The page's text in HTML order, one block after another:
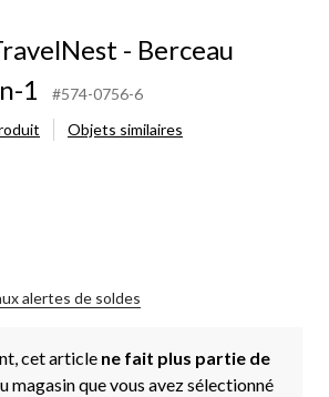
- Berceau
1
#574-0756-6
Objets similaires
alertes de soldes
cet article ne fait plus partie de
magasin que vous avez sélectionné